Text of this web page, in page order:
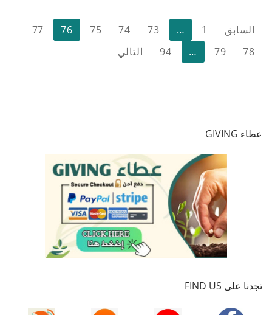
تعدد
صفحات
السابق 1
…
73
74
75
76
77
78
79
…
94 التالي
عطاء GIVING
تجدنا على FIND US